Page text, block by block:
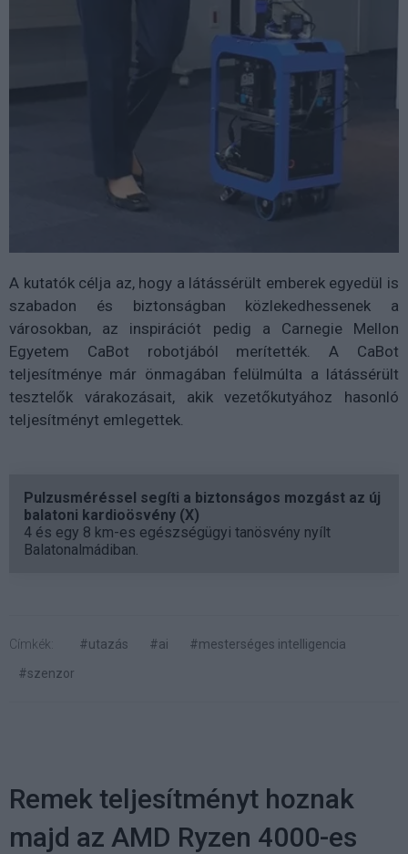
A kutatók célja az, hogy a látássérült emberek egyedül is
szabadon és biztonságban közlekedhessenek a
városokban, az inspirációt pedig a Carnegie Mellon
Egyetem CaBot robotjából merítették. A CaBot
teljesítménye már önmagában felülmúlta a látássérült
tesztelők várakozásait, akik vezetőkutyához hasonló
teljesítményt emlegettek.
Pulzusméréssel segíti a biztonságos mozgást az új
balatoni kardioösvény (X)
4 és egy 8 km-es egészségügyi tanösvény nyílt
Balatonalmádiban.
Címkék: #utazás #ai
#mesterséges intelligencia
#szenzor
Remek teljesítményt hoznak
majd az AMD Ryzen 4000-es